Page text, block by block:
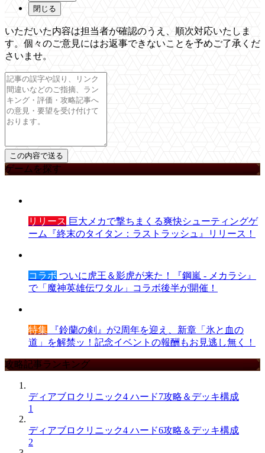
閉じる
いただいた内容は担当者が確認のうえ、順次対応いたしま
す。個々のご意見にはお返事できないことを予めご了承くだ
さいませ。
ゲームを探す
リリース 巨大メカで撃ちまくる爽快シューティングゲ
ーム『終末のタイタン：ラストラッシュ』リリース！
コラボ ついに虎王＆影虎が来た！『鋼嵐 - メカラシ』
で「魔神英雄伝ワタル」コラボ後半が開催！
特集 『鈴蘭の剣』が2周年を迎え、新章「氷と血の
道」を解禁ッ！記念イベントの報酬もお見逃し無く！
攻略記事ランキング
ディアブロクリニック4 ハード7攻略＆デッキ構成
1
ディアブロクリニック4 ハード6攻略＆デッキ構成
2